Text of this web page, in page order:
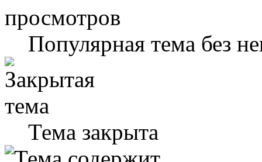
Популярная тема без
Тема закрыта